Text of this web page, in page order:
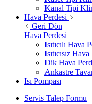
Kanal Tipi
Hava Perdesi
Geri Dön
Hava Perdesi
Isıtıcılı Hava
Isıtıcısız
Dik Hava
Ankastre
Isı Pompası
Servis Talep Formu